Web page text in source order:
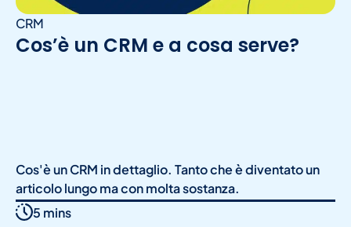
CRM
Cos’è un CRM e a cosa serve?
Cos'è un CRM in dettaglio. Tanto che è diventato un
articolo lungo ma con molta sostanza.
5 mins